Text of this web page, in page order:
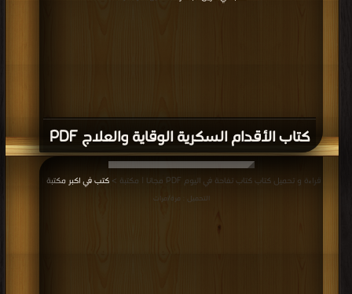
كتاب الأقدام السكرية الوقاية والعلاج PDF
قراءة و تحميل كتاب كتاب تفاحة في اليوم PDF مجانا | مكتبة > كتب في اكبر مكتبة
|
التحميل : مرة/مرات